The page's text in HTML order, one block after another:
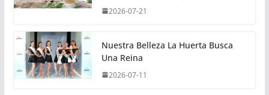
2026-07-21
Nuestra Belleza La Huerta Busca
Una Reina
2026-07-11